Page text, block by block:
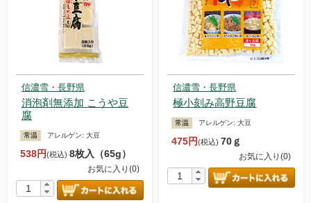
信濃雪・長野県
消泡剤無添加 こうや豆
腐
常温 アレルゲン: 大豆
538円(税込) 8枚入（65g）
お気に入り(0)
信濃雪・長野県
極小刻み高野豆腐
常温 アレルゲン:大豆
475円(税込)70ｇ
お気に入り(0)